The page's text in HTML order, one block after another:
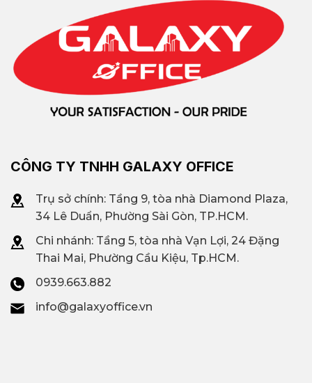
CÔNG TY TNHH GALAXY OFFICE
Trụ sở chính: Tầng 9, tòa nhà Diamond Plaza,
34 Lê Duẩn, Phường Sài Gòn, TP.HCM.
Chi nhánh: Tầng 5, tòa nhà Vạn Lợi, 24 Đặng
Thai Mai, Phường Cầu Kiệu, Tp.HCM.
0939.663.882
info@galaxyoffice.vn